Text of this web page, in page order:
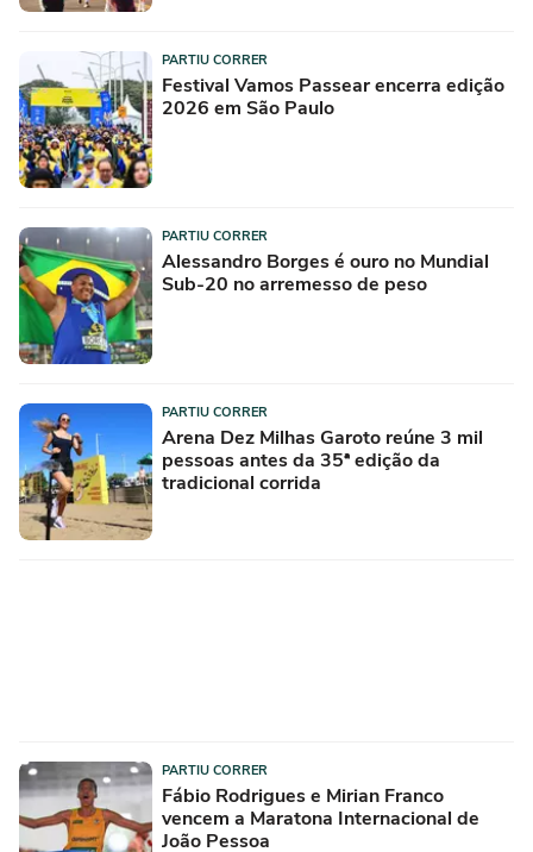
PARTIU CORRER
Festival Vamos Passear encerra edição
2026 em São Paulo
PARTIU CORRER
Alessandro Borges é ouro no Mundial
Sub-20 no arremesso de peso
PARTIU CORRER
Arena Dez Milhas Garoto reúne 3 mil
pessoas antes da 35ª edição da
tradicional corrida
PARTIU CORRER
Fábio Rodrigues e Mirian Franco
vencem a Maratona Internacional de
João Pessoa